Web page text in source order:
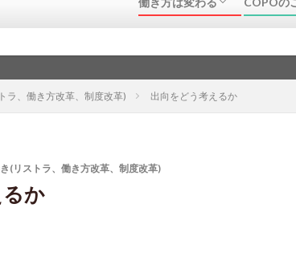
キャリアオーナーシップ・ガイダンスワ
個別カウンセリングのご案内
カウンセリング事例
カウンセラーについて
ラ、働き方改革、制度改革) 出向をどう考えるか
(リストラ、働き方改革、制度改革)
か